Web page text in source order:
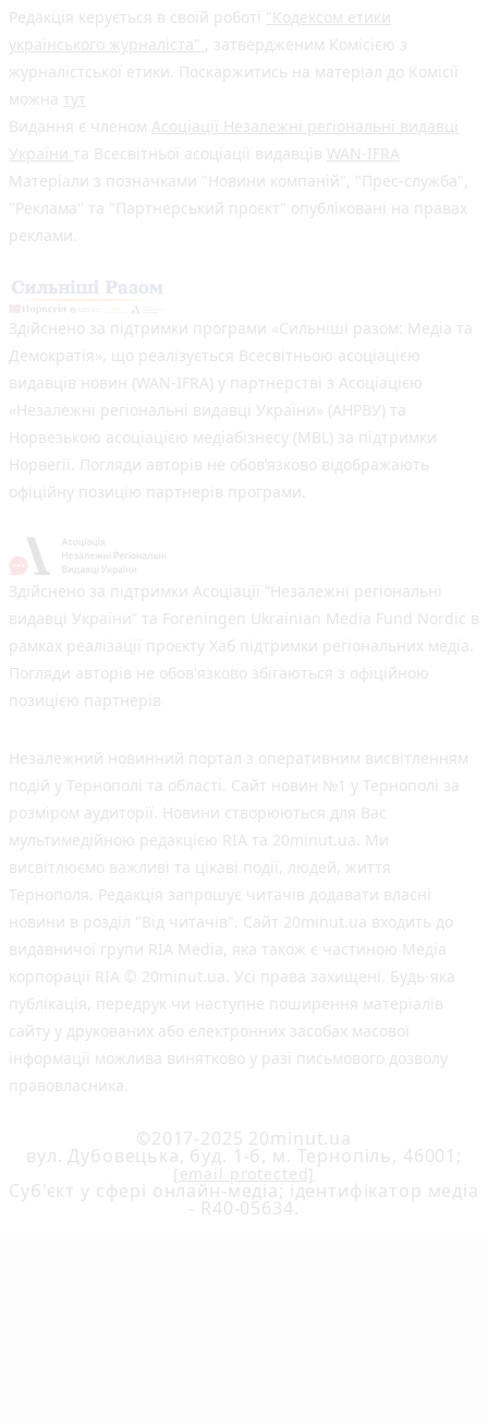
Редакція керується в своїй роботі "Кодексом етики
українського журналіста" , затвердженим Комісією з
журналістської етики. Поскаржитись на матеріал до Комісії
можна тут
Видання є членом Асоціації Незалежні регіональні видавці
України та Всесвітньої асоціації видавців WAN-IFRA
Матеріали з позначками "Новини компаній", "Прес-служба",
"Реклама" та "Партнерський проєкт" опубліковані на правах
реклами.
Здійснено за підтримки програми «Сильніші разом: Медіа та
Демократія», що реалізується Всесвітньою асоціацією
видавців новин (WAN-IFRA) у партнерстві з Асоціацією
«Незалежні регіональні видавці України» (АНРВУ) та
Норвезькою асоціацією медіабізнесу (MBL) за підтримки
Норвегії. Погляди авторів не обов’язково відображають
офіційну позицію партнерів програми.
Здійснено за підтримки Асоціації “Незалежні регіональні
видавці України” та Foreningen Ukrainian Media Fund Nordic в
рамках реалізації проєкту Хаб підтримки регіональних медіа.
Погляди авторів не обов'язково збігаються з офіційною
позицією партнерів
Незалежний новинний портал з оперативним висвітленням
подій у Тернополі та області. Сайт новин №1 у Тернополі за
розміром аудиторії. Новини створюються для Вас
мультимедійною редакцією RIA та 20minut.ua. Ми
висвітлюємо важливі та цікаві події, людей, життя
Тернополя. Редакція запрошує читачів додавати власні
новини в розділ "Від читачів". Сайт 20minut.ua входить до
видавничої групи RIA Media, яка також є частиною Медіа
корпорації RIA © 20minut.ua. Усі права захищені. Будь-яка
публiкацiя, передрук чи наступне поширення матеріалів
сайту у друкованих або електронних засобах масової
інформації можлива винятково у разі письмового дозволу
правовласника.
©2017-2025 20minut.ua
вул. Дубовецька, буд. 1-б, м. Тернопіль, 46001;
[email protected]
Cуб'єкт у сфері онлайн-медіа; ідентифікатор медіа
- R40-05634.